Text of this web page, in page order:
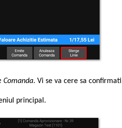
Comanda. Vi se va cere sa
principal.